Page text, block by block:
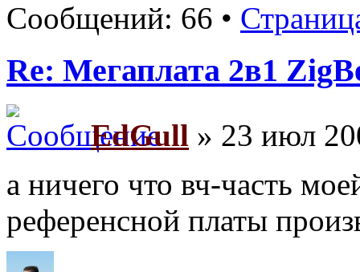
Сообщений: 66 •
Re: Мегаплата 2в1
EdGull » 23 июл
а ничего что вч-часть
референсной платы